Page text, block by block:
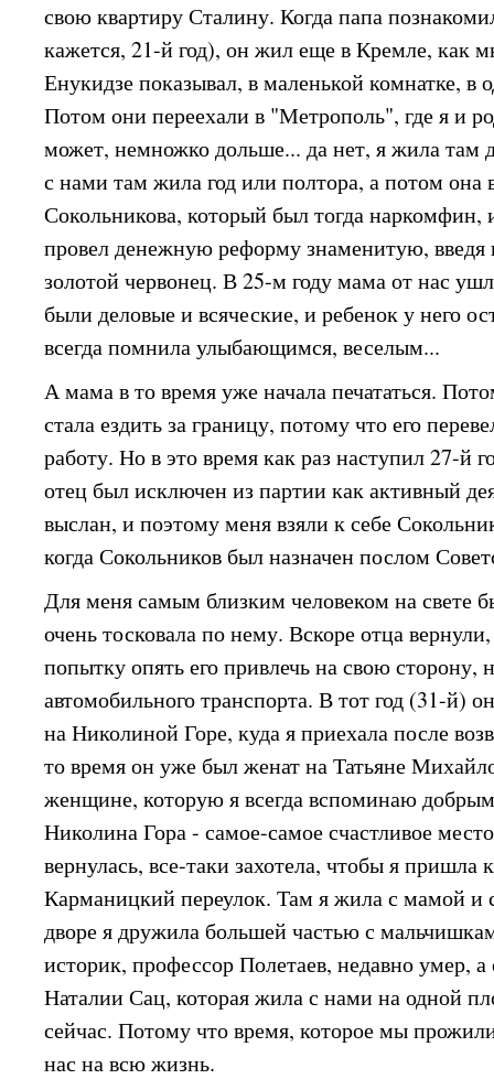
свою квартиру Сталину. Когда папа
кажется, 21-й год), он жил еще в Кремле, как
Енукидзе показывал, в маленькой комнатке, в
Потом они переехали в "Метрополь", где я и
может, немножко дольше... да нет, я жила там
с нами там жила год или полтора, а потом
Сокольникова, который был тогда наркомфин,
провел денежную реформу знаменитую, введя
золотой червонец. В 25-м году мама от нас
были деловые и всяческие, и ребенок у него
всегда помнила улыбающимся, веселым...
А мама в то время уже начала печататься.
стала ездить за границу, потому что его
работу. Но в это время как раз наступил 27-й
отец был исключен из партии как активный
выслан, и поэтому меня взяли к себе
когда Сокольников был назначен послом
Для меня самым близким человеком на свете
очень тосковала по нему. Вскоре отца
попытку опять его привлечь на свою сторону,
автомобильного транспорта. В тот год (31-й)
на Николиной Горе, куда я приехала после
то время он уже был женат на Татьяне
женщине, которую я всегда вспоминаю
Николина Гора - самое-самое счастливое
вернулась, все-таки захотела, чтобы я
Карманицкий переулок. Там я жила с мамой и
дворе я дружила большей частью с
историк, профессор Полетаев, недавно умер,
Наталии Сац, которая жила с нами на одной
сейчас. Потому что время, которое мы
нас на всю жизнь.